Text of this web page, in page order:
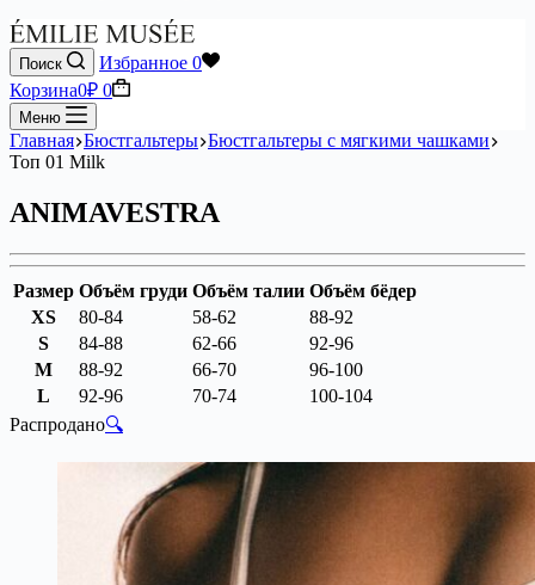
Поиск Избранное 0
Корзина0₽ 0
Меню
Главная Бюстгальтеры Бюстгальтеры с мягкими чашками
Топ 01 Milk
ANIMAVESTRA
Размер Объём груди Объём талии Объём бёдер
XS
80-84 58-62
88-92
S
84-88 62-66
92-96
M
88-92 66-70
96-100
L
92-96 70-74
100-104
Распродано🔍